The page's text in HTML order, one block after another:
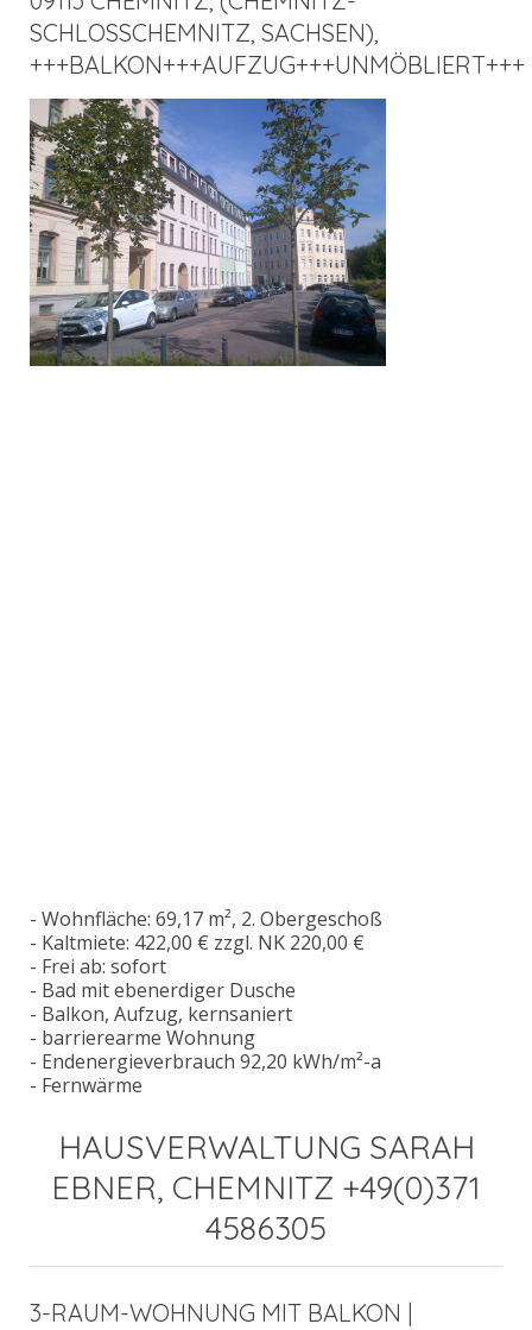
SCHLOSSCHEMNITZ, SACHSEN),
+++BALKON+++AUFZUG+++UNMÖBLIERT+++
- Wohnfläche: 69,17 m², 2. Obergeschoß
- Kaltmiete: 422,00 € zzgl. NK 220,00 €
- Frei ab: sofort
- Bad mit ebenerdiger Dusche
- Balkon, Aufzug, kernsaniert
- barrierearme Wohnung
- Endenergieverbrauch 92,20 kWh/m²-a
- Fernwärme
HAUSVERWALTUNG SARAH
EBNER, CHEMNITZ +49(0)371
4586305
3-RAUM-WOHNUNG MIT BALKON |